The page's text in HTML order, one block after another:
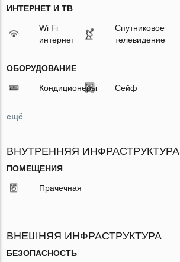
ИНТЕРНЕТ И ТВ
Wi Fi
интернет
Спутниковое
телевидение
ОБОРУДОВАНИЕ
Кондиционеры Сейф
ещё
ВНУТРЕННЯЯ ИНФРАСТРУКТУРА
ПОМЕЩЕНИЯ
Прачечная
ВНЕШНЯЯ ИНФРАСТРУКТУРА
БЕЗОПАСНОСТЬ